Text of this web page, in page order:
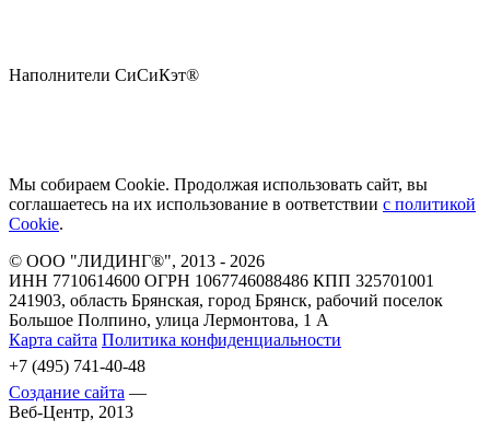
Наполнители СиСиКэт®
Мы собираем Сookie. Продолжая использовать сайт, вы
соглашаетесь на их использование в оответствии с политикой
Сookie.
© ООО "ЛИДИНГ®", 2013 - 2026
ИНН 7710614600 ОГРН 1067746088486 КПП 325701001
241903, область Брянская, город Брянск, рабочий поселок
Большое Полпино, улица Лермонтова, 1 А
Карта сайта Политика конфиденциальности
+7 (495) 741-40-48
Создание сайта —
Веб-Центр, 2013